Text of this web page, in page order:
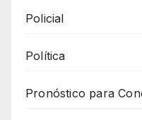
Policial
Política
Pronóstico para